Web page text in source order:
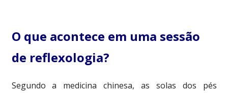
O que acontece em uma sessão
de reflexologia?
Segundo a medicina chinesa, as solas dos pés